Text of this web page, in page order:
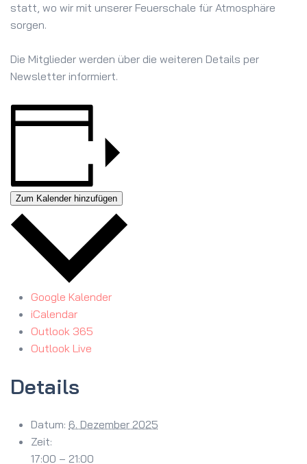
statt, wo wir mit unserer Feuerschale für Atmosphäre
sorgen.
Die Mitglieder werden über die weiteren Details per
Newsletter informiert.
Zum Kalender hinzufügen
Google Kalender
iCalendar
Outlook 365
Outlook Live
Details
Datum: 6. Dezember 2025
Zeit:
17:00 – 21:00